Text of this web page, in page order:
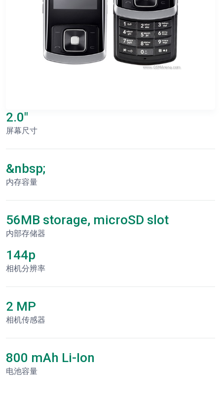
2.0"
屏幕尺寸
&nbsp;
内存容量
56MB storage, microSD slot
内部存储器
144p
相机分辨率
2 MP
相机传感器
800 mAh Li-Ion
电池容量